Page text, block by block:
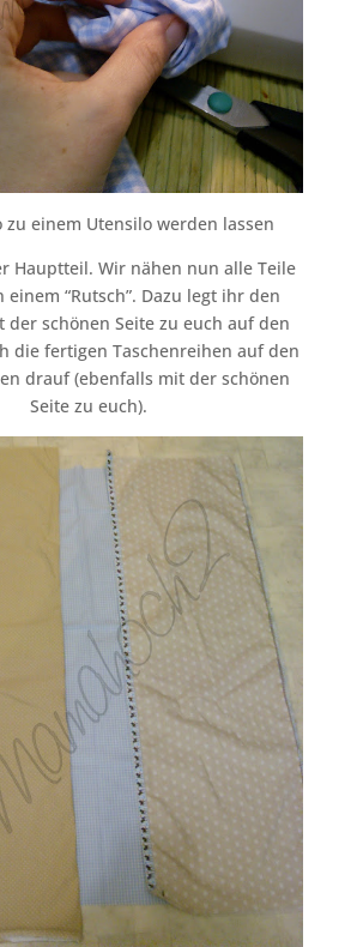
zu einem Utensilo werden lassen
Hauptteil. Wir nähen nun alle Teile
einem “Rutsch”. Dazu legt ihr den
der schönen Seite zu euch auf den
die fertigen Taschenreihen auf den
drauf (ebenfalls mit der schönen
Seite zu euch).